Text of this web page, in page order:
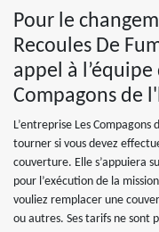
Pour le
Recoules De
appel à l’équipe
Compagons de
L’entreprise Les
tourner si vous devez
couverture. Elle s’appuiera
pour l’exécution de la
vouliez remplacer une
ou autres. Ses tarifs ne sont